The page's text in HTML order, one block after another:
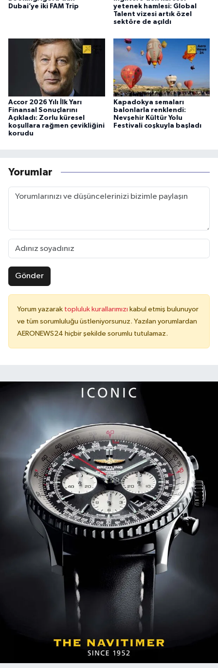
Dubai’ye iki FAM Trip
yetenek hamlesi: Global
Talent vizesi artık özel
sektöre de açıldı
Accor 2026 Yılı İlk Yarı
Finansal Sonuçlarını
Açıkladı: Zorlu küresel
koşullara rağmen çevikliğini
korudu
Kapadokya semaları
balonlarla renklendi:
Nevşehir Kültür Yolu
Festivali coşkuyla başladı
Yorumlar
Gönder
Yorum yazarak topluluk kurallarımızı kabul etmiş bulunuyor
ve tüm sorumluluğu üstleniyorsunuz. Yazılan yorumlardan
AERONEWS24 hiçbir şekilde sorumlu tutulamaz.